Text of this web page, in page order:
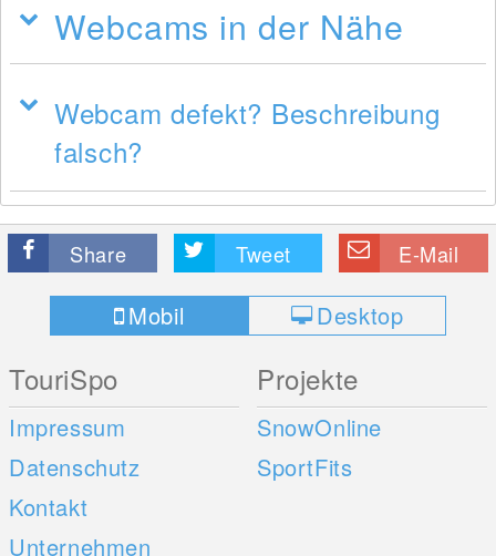
Webcams in der Nähe
Webcam defekt? Beschreibung
falsch?
Share Tweet E-Mail
Mobil Desktop
TouriSpo
Impressum
Datenschutz
Kontakt
Unternehmen
Projekte
SnowOnline
SportFits